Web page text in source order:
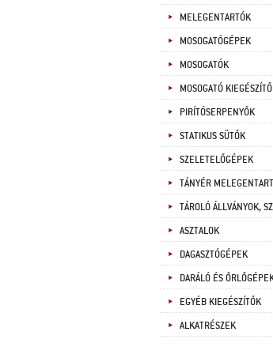
MELEGENTARTÓK
MOSOGATÓGÉPEK
MOSOGATÓK
MOSOGATÓ
PIRÍTÓSERPENYŐK
STATIKUS SÜTŐK
SZELETELŐGÉPEK
TÁNYÉR
TÁROLÓ ÁLLVÁNYOK,
ASZTALOK
DAGASZTÓGÉPEK
DARÁLÓ ÉS
EGYÉB KIEGÉSZÍTŐK
ALKATRÉSZEK